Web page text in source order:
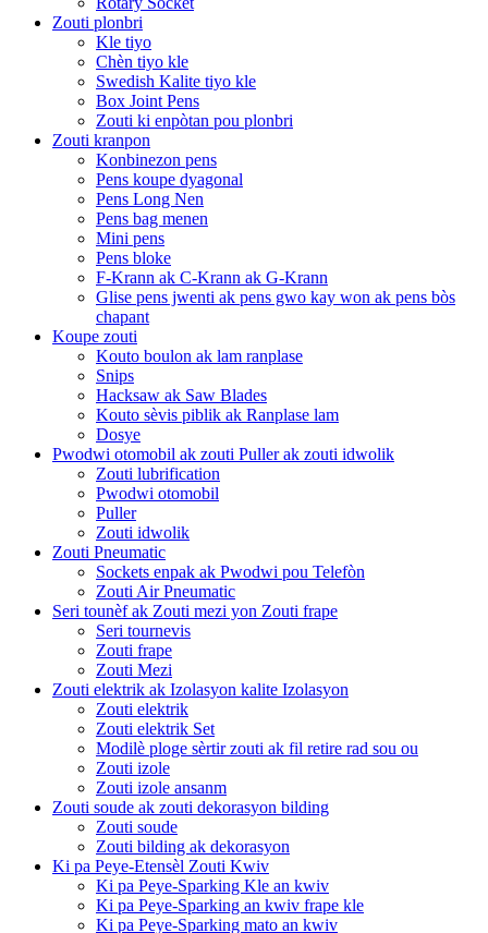
Zouti plonbri
Kle tiyo
Chèn tiyo kle
Swedish Kalite tiyo kle
Box Joint Pens
Zouti ki enpòtan pou plonbri
Zouti kranpon
Konbinezon pens
Pens koupe dyagonal
Pens Long Nen
Pens bag menen
Mini pens
Pens bloke
F-Krann ak C-Krann ak G-Krann
Glise pens jwenti ak pens gwo kay won ak pens bòs
chapant
Koupe zouti
Kouto boulon ak lam ranplase
Snips
Hacksaw ak Saw Blades
Kouto sèvis piblik ak Ranplase lam
Dosye
Pwodwi otomobil ak zouti Puller ak zouti idwolik
Zouti lubrification
Pwodwi otomobil
Puller
Zouti idwolik
Zouti Pneumatic
Sockets enpak ak Pwodwi pou Telefòn
Zouti Air Pneumatic
Seri tounèf ak Zouti mezi yon Zouti frape
Seri tournevis
Zouti frape
Zouti Mezi
Zouti elektrik ak Izolasyon kalite Izolasyon
Zouti elektrik
Zouti elektrik Set
Modilè ploge sèrtir zouti ak fil retire rad sou ou
Zouti izole
Zouti izole ansanm
Zouti soude ak zouti dekorasyon bilding
Zouti soude
Zouti bilding ak dekorasyon
Ki pa Peye-Etensèl Zouti Kwiv
Ki pa Peye-Sparking Kle an kwiv
Ki pa Peye-Sparking an kwiv frape kle
Ki pa Peye-Sparking mato an kwiv